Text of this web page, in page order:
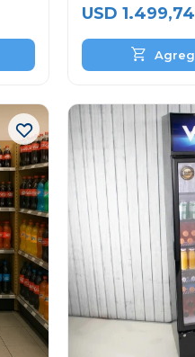
USD 1.499,74